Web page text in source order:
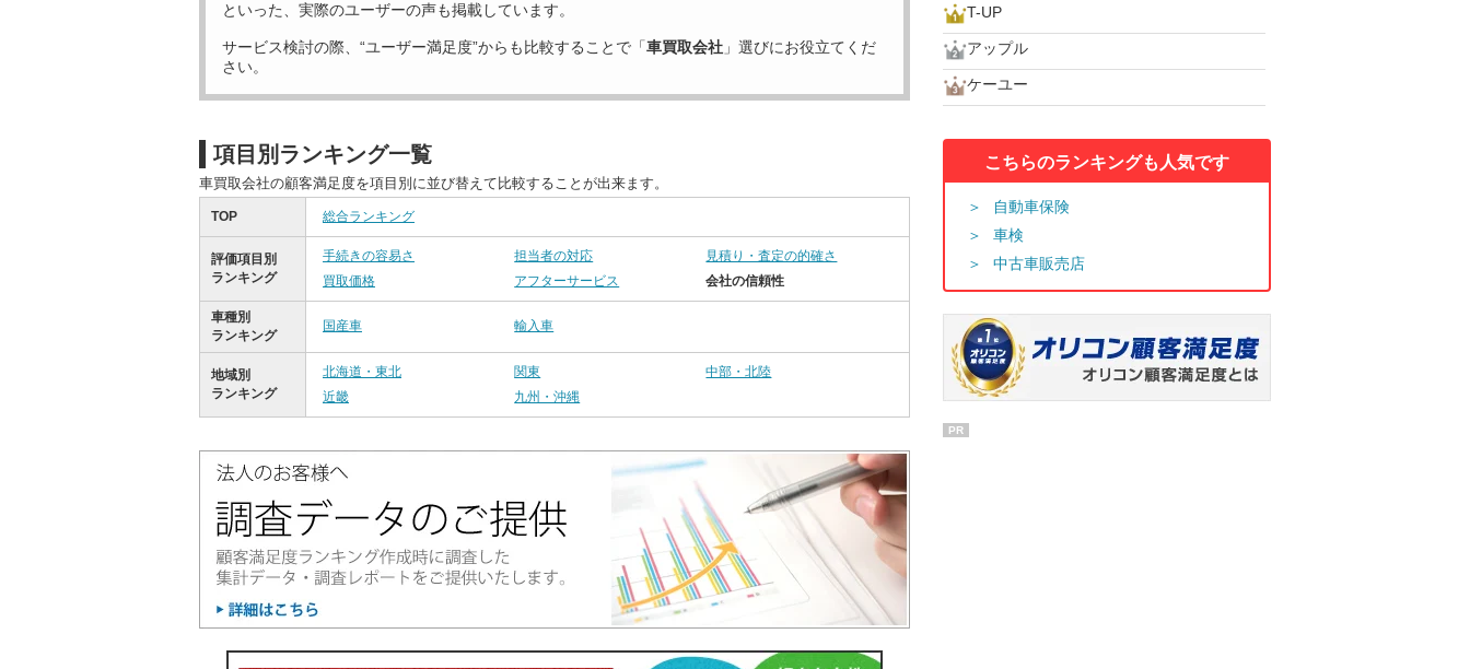
といった、実際のユーザーの声も掲載しています。
サービス検討の際、“ユーザー満足度”からも比較することで「車買取会社 」選びにお役立てくだ
さい。
項目別ランキング一覧
車買取会社の顧客満足度を項目別に並び替えて比較することが出来ます。
TOP 総合ランキング
評価項目別
ランキング
手続きの容易さ 担当者の対応
見積り・査定の的確さ
買取価格
アフターサービス 会社の信頼性
車種別
ランキング
国産車 輸入車
地域別
ランキング
北海道・東北 関東
中部・北陸
近畿
九州・沖縄
T-UP
アップル
ケーユー
こちらのランキングも人気です
自動車保険
車検
中古車販売店
PR